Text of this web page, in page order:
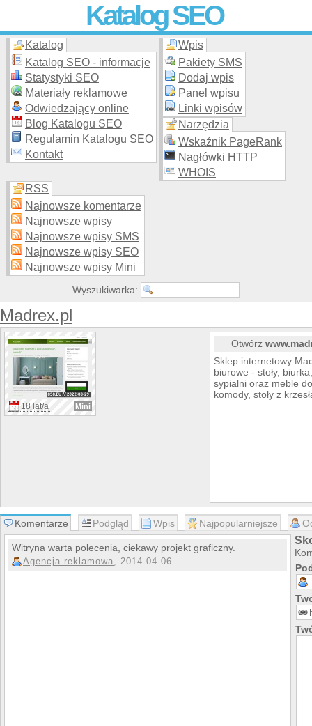
Katalog SEO
Skuteczna i promocja stron WWW –
moderowanego katalogu za darmo!
Katalog
Katalog SEO - informacje
Statystyki SEO
Materiały reklamowe
Odwiedzający online
Blog Katalogu SEO
Regulamin Katalogu SEO
Kontakt
Wpis
Pakiety SMS
Dodaj wpis
Panel wpisu
Linki wpisów
Narzędzia
Wskaźnik PageRank
Nagłówki HTTP
WHOIS
RSS
Najnowsze komentarze
Najnowsze wpisy
Najnowsze wpisy SMS
Najnowsze wpisy SEO
Najnowsze wpisy Mini
Wyszukiwarka:
Madrex.pl
18 lat/a Mini
Otwórz
Sklep internetowy
biurowe - stoły,
sypialni oraz meble
komody, stoły z
Komentarze Podgląd Wpis Najpopularniejsze
Witryna warta polecenia, ciekawy projekt graficzny.
Agencja reklamowa, 2014-04-06